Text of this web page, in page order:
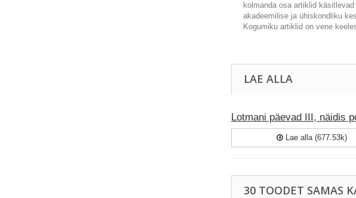
kolmanda osa artiklid
akadeemilise ja ühiskondliku
Kogumiku artiklid on vene
LAE ALLA
Lotmani päevad III, näidis
Lae alla (677.53k)
30 TOODET SAMAS